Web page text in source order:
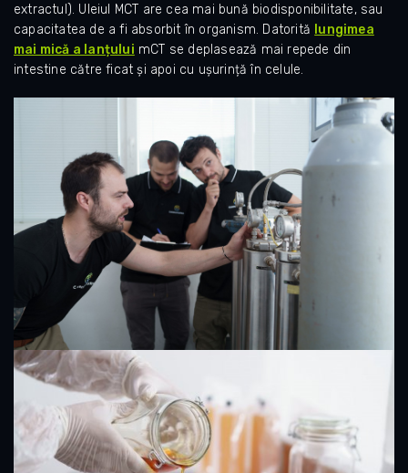
extractul). Uleiul MCT are cea mai bună biodisponibilitate, sau
capacitatea de a fi absorbit în organism. Datorită lungimea
mai mică a lanțului mCT se deplasează mai repede din
intestine către ficat și apoi cu ușurință în celule.